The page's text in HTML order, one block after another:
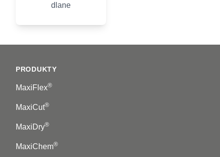
dlane
PRODUKTY
MaxiFlex®
MaxiCut®
MaxiDry®
MaxiChem®